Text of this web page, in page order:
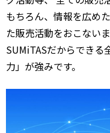
もちろん、情報を広め
た販売活動をおこないま
SUMiTASだからできる
力」が強みです。